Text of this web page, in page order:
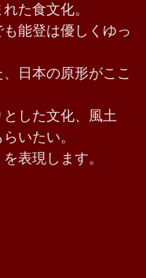
た食文化。
能登は優しくゆっ
日本の原形がここ
した文化、風土
いたい。
表現します。